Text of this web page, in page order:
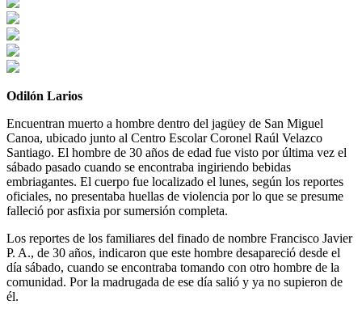
Odilón Larios
Encuentran muerto a hombre dentro del jagüey de San Miguel
Canoa, ubicado junto al Centro Escolar Coronel Raúl Velazco
Santiago. El hombre de 30 años de edad fue visto por última vez el
sábado pasado cuando se encontraba ingiriendo bebidas
embriagantes. El cuerpo fue localizado el lunes, según los reportes
oficiales, no presentaba huellas de violencia por lo que se presume
falleció por asfixia por sumersión completa.
Los reportes de los familiares del finado de nombre Francisco Javier
P. A., de 30 años, indicaron que este hombre desapareció desde el
día sábado, cuando se encontraba tomando con otro hombre de la
comunidad. Por la madrugada de ese día salió y ya no supieron de
él.